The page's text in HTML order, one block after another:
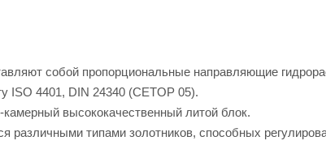
собой пропорциональные направляющие
ISO 4401, DIN 24340 (CETOP 05).
камерный высококачественный литой блок.
различными типами золотников, способных